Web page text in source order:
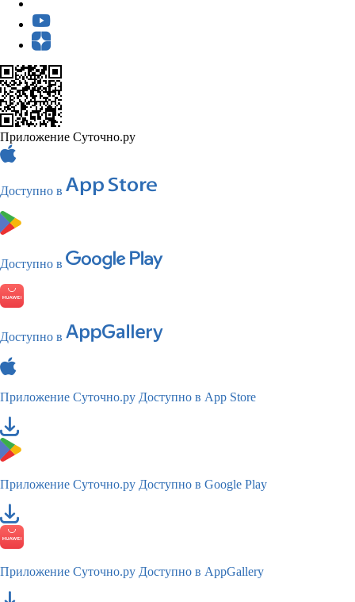
Приложение Суточно.ру
Доступно в
Доступно в
Доступно в
Приложение Суточно.ру Доступно в App Store
Приложение Суточно.ру Доступно в Google Play
Приложение Суточно.ру Доступно в AppGallery